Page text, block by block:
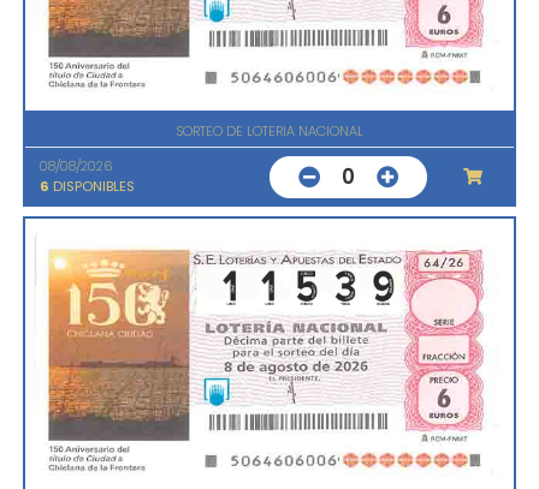
SORTEO DE LOTERIA NACIONAL
08/08/2026
6 DISPONIBLES 0